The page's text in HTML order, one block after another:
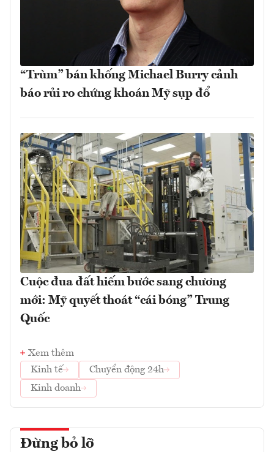
“Trùm” bán khống Michael Burry cảnh
báo rủi ro chứng khoán Mỹ sụp đổ
Cuộc đua đất hiếm bước sang chương
mới: Mỹ quyết thoát “cái bóng” Trung
Quốc
Xem thêm
Kinh tế
Chuyển động 24h
Kinh doanh
Đừng bỏ lỡ